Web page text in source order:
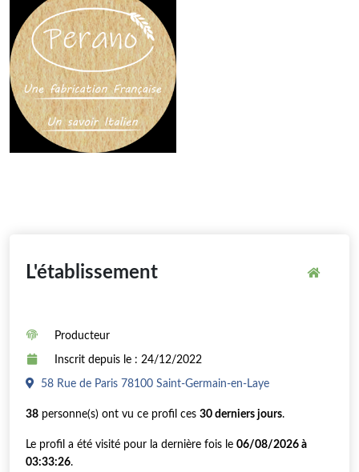
L'établissement
Producteur
Inscrit depuis le : 24/12/2022
58 Rue de Paris 78100 Saint-Germain-en-Laye
38 personne(s) ont vu ce profil ces 30 derniers jours.
Le profil a été visité pour la dernière fois le 06/08/2026 à
03:33:26.